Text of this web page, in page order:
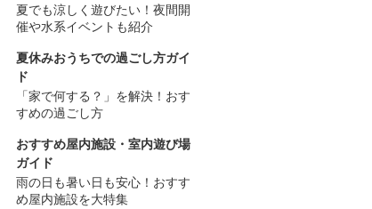
夏でも涼しく遊びたい！夜間開
催や水系イベントも紹介
夏休みおうちでの過ごし方ガイ
ド
「家で何する？」を解決！おす
すめの過ごし方
おすすめ屋内施設・室内遊び場
ガイド
雨の日も暑い日も安心！おすす
め屋内施設を大特集